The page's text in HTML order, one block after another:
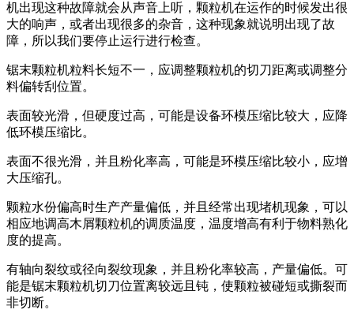
机出现这种故障就会从声音上听，颗粒机在运作的时候发出很
大的响声，或者出现很多的杂音，这种现象就说明出现了故
障，所以我们要停止运行进行检查。
锯末颗粒机粒料长短不一，应调整颗粒机的切刀距离或调整分
料偏转刮位置。
表面较光滑，但硬度过高，可能是设备环模压缩比较大，应降
低环模压缩比。
表面不很光滑，并且粉化率高，可能是环模压缩比较小，应增
大压缩孔。
颗粒水份偏高时生产产量偏低，并且经常出现堵机现象，可以
相应地调高木屑颗粒机的调质温度，温度增高有利于物料熟化
度的提高。
有轴向裂纹或径向裂纹现象，并且粉化率较高，产量偏低。可
能是锯末颗粒机切刀位置离较远且钝，使颗粒被碰短或撕裂而
非切断。